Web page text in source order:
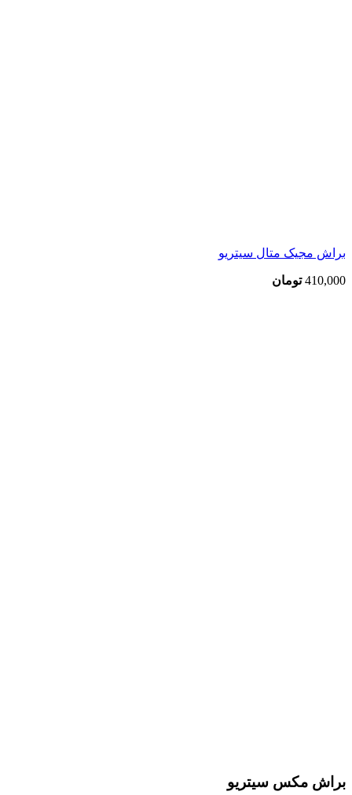
براش مجیک متال سیتریو
410,000 تومان
براش مکس سیتریو